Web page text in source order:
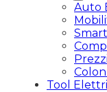
Auto
Tool